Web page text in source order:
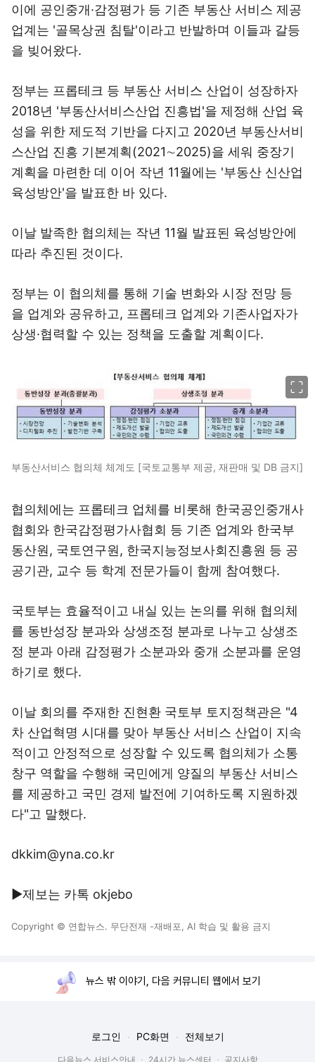
이에 공인중개·감정평가 등 기존 부동산 서비스 제공
업계는 '골목상권 침탈'이라고 반발하며 이들과 갈등
을 빚어왔다.
정부는 프롭테크 등 부동산 서비스 산업이 성장하자
2018년 '부동산서비스산업 진흥법'을 제정해 산업 육
성을 위한 제도적 기반을 다지고 2020년 부동산서비
스산업 진흥 기본계획(2021∼2025)을 세워 중장기
계획을 마련한 데 이어 작년 11월에는 '부동산 신산업
육성방안'을 발표한 바 있다.
이날 발족한 협의체는 작년 11월 발표된 육성방안에
따라 추진된 것이다.
정부는 이 협의체를 통해 기술 변화와 시장 전망 등
을 업계와 공유하고, 프롭테크 업계와 기존사업자가
상생·협력할 수 있는 정책을 도출할 계획이다.
부동산서비스 협의체 체계도 [국토교통부 제공, 재판매 및 DB 금지]
협의체에는 프롭테크 업체를 비롯해 한국공인중개사
협회와 한국감정평가사협회 등 기존 업계와 한국부
동산원, 국토연구원, 한국지능정보사회진흥원 등 공
공기관, 교수 등 학계 전문가들이 함께 참여했다.
국토부는 효율적이고 내실 있는 논의를 위해 협의체
를 동반성장 분과와 상생조정 분과로 나누고 상생조
정 분과 아래 감정평가 소분과와 중개 소분과를 운영
하기로 했다.
이날 회의를 주재한 진현환 국토부 토지정책관은 "4
차 산업혁명 시대를 맞아 부동산 서비스 산업이 지속
적이고 안정적으로 성장할 수 있도록 협의체가 소통
창구 역할을 수행해 국민에게 양질의 부동산 서비스
를 제공하고 국민 경제 발전에 기여하도록 지원하겠
다"고 말했다.
dkkim@yna.co.kr
▶제보는 카톡 okjebo
Copyright © 연합뉴스. 무단전재 -재배포, AI 학습 및 활용 금지
뉴스 밖 이야기, 다음 커뮤니티 웹에서 보기
로그인 PC화면 전체보기
다음뉴스 서비스안내 24시간 뉴스센터 공지사항